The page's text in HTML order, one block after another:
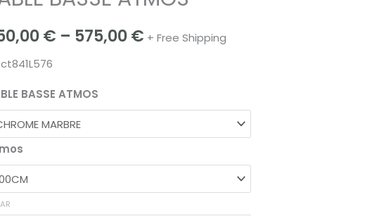
€ – 575,00€range:
575,00 €
+ Free Shipping
BASSE ATMOS